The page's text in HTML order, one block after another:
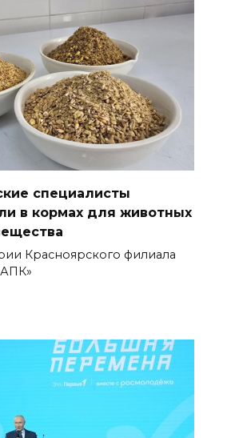
специалисты
в кормах для животных
Красноярского филиала